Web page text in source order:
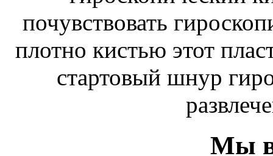
почувствовать
плотно кистью этот
стартовый шнур
Мы в